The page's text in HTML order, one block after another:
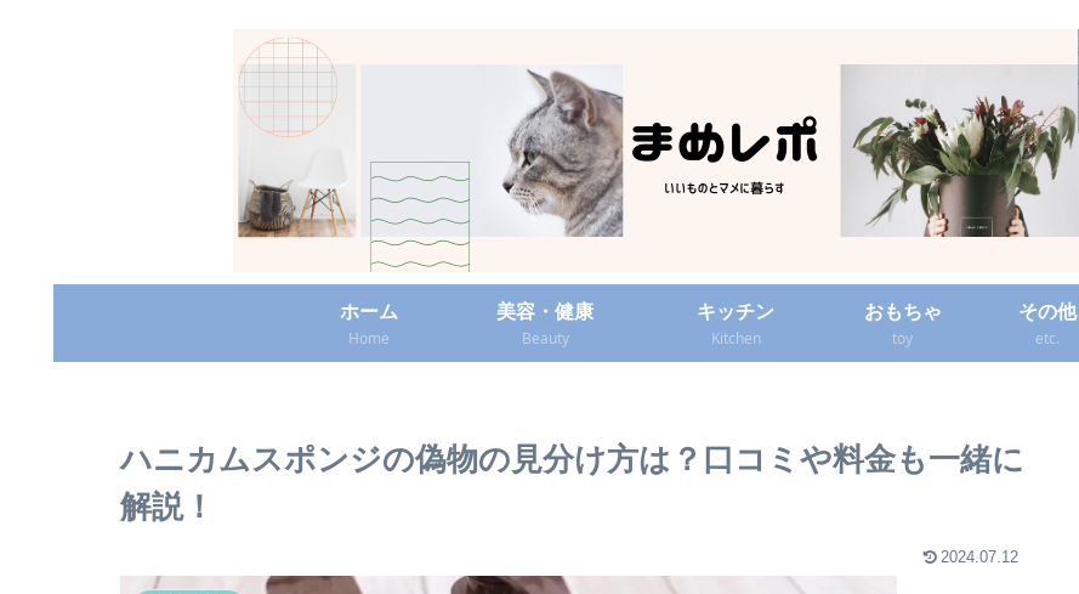
ホーム
Home
美容・健康
Beauty
キッチン
Kitchen
おもちゃ
toy
その他
etc.
ハニカムスポンジの偽物の見分け方は？口コミや料金も一緒に
解説！
2024.07.12